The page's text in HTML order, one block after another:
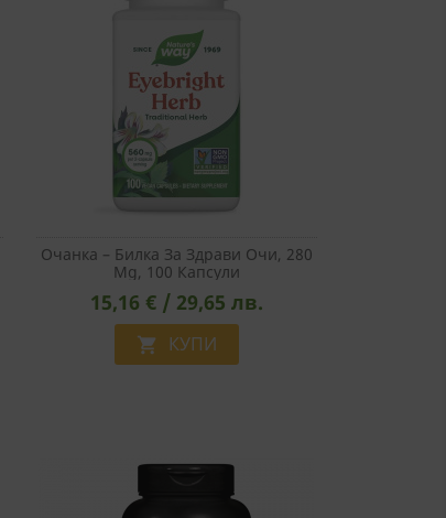
Очанка – Билка За Здрави Очи, 280
Mg, 100 Капсули
15,16 € / 29,65 лв.
 КУПИ